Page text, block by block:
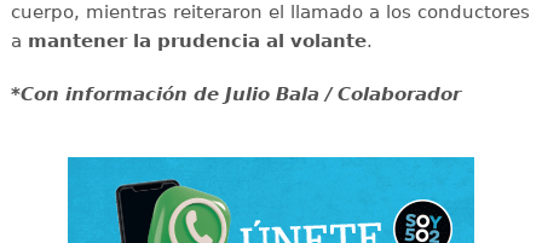
cuerpo, mientras reiteraron el llamado a los conductores
a mantener la prudencia al volante.
*Con información de Julio Bala / Colaborador